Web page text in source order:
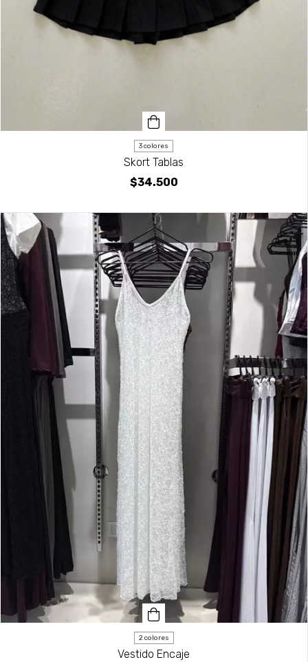
3 colores
Skort Tablas
$34.500
2 colores
Vestido Encaje